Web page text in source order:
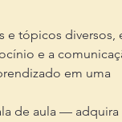
e tópicos diversos,
e a
em uma
de aula — adquira